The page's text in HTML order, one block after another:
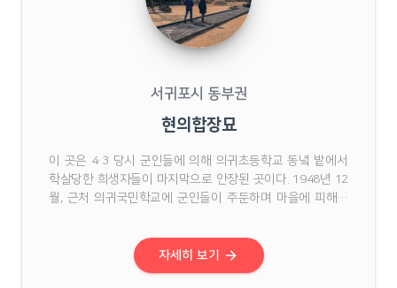
서귀포시 동부권
현의합장묘
이 곳은 4·3 당시 군인들에 의해 의귀초등학교 동녘 밭에서
학살당한 희생자들이 마지막으로 안장된 곳이다. 1948년 12
월, 근처 의귀국민학교에 군인들이 주둔하며 마을에 피해가
다. 그러나 이 사실을 미리 파악한 2중대의 화력에 밀려 무장
대는 전멸에 가까운 타격을 입는다. 이 사건이 빌미 ...
자세히 보기 arrow_forward